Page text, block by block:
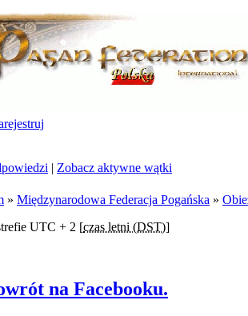
| Zobacz aktywne wątki
» Międzynarodowa Federacja Pogańska »
UTC + 2 [czas letni (DST)]
na Facebooku.